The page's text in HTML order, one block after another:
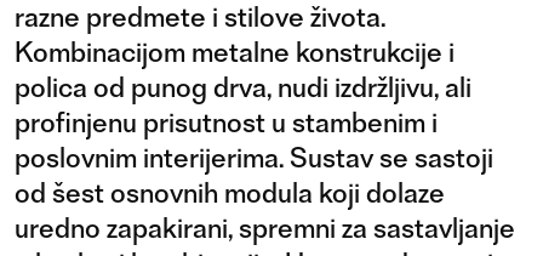
razne predmete i stilove života.
Kombinacijom metalne konstrukcije i
polica od punog drva, nudi izdržljivu, ali
profinjenu prisutnost u stambenim i
poslovnim interijerima. Sustav se sastoji
od šest osnovnih modula koji dolaze
uredno zapakirani, spremni za sastavljanje